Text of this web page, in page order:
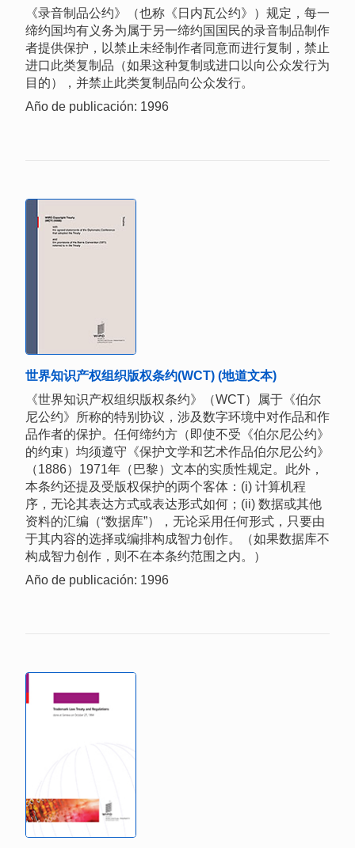
《录音制品公约》（也称《日内瓦公约》）规定，每一
缔约国均有义务为属于另一缔约国国民的录音制品制作
者提供保护，以禁止未经制作者同意而进行复制，禁止
进口此类复制品（如果这种复制或进口以向公众发行为
目的），并禁止此类复制品向公众发行。
Año de publicación: 1996
世界知识产权组织版权条约(WCT) (地道文本)
《世界知识产权组织版权条约》（WCT）属于《伯尔
尼公约》所称的特别协议，涉及数字环境中对作品和作
品作者的保护。任何缔约方（即使不受《伯尔尼公约》
的约束）均须遵守《保护文学和艺术作品伯尔尼公约》
（1886）1971年（巴黎）文本的实质性规定。此外，
本条约还提及受版权保护的两个客体：(i) 计算机程
序，无论其表达方式或表达形式如何；(ii) 数据或其他
资料的汇编（“数据库”），无论采用任何形式，只要由
于其内容的选择或编排构成智力创作。（如果数据库不
构成智力创作，则不在本条约范围之内。）
Año de publicación: 1996